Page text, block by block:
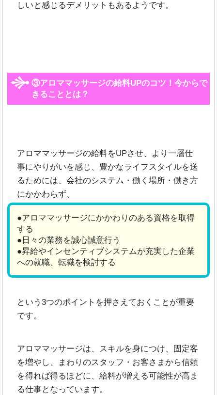
しいと感じるデメリットもあるようです。
③アロママッサージの給料UPのコツ！今からで
きることとは？
アロママッサージの給料をUPさせ、より一層仕
事にやりがいを感じ、豊かなライフスタイルを送
るためには、会社のシステム・働く場所・働き方
にかかわらず、
●アロママッサージにかかわりのある資格を取得
する
●日々の業務を誠心誠意行う
●昇給やインセンティブシステムが充実した企業
への就職、転職を検討する
という3つのポイントを押さえておくことが重要
です。
アロママッサージは、スキルを身につけ、固定客
を増やし、まわりのスタッフ・お客さまから信頼
を得れば得るほどに、給料が増える可能性が高ま
る仕事となっています。